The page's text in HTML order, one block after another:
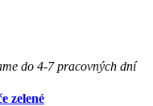
do 4-7 pracovných dní
zelené